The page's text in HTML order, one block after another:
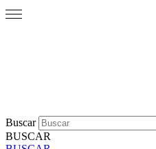
Buscar
BUSCAR